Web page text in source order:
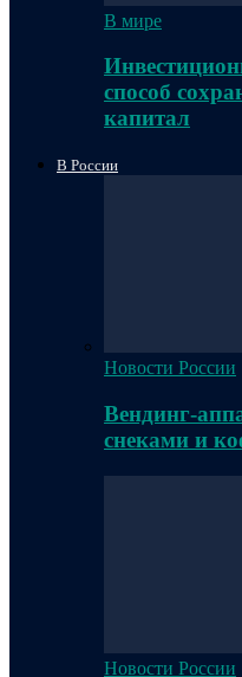
В мире
способ
капитал
В России
Новости России
Вендинг-
снеками и
Новости России